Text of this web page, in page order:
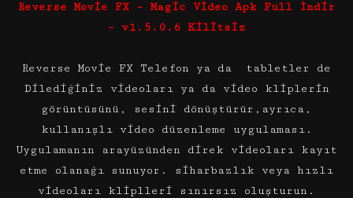
Reverse Movie FX – Magic Video Apk Full İndir
– v1.5.0.6 Kilitsiz
Reverse Movie FX Telefon ya da tabletler de
Dilediğiniz videoları ya da video kliplerin
görüntüsünü, sesini dönüştürür,ayrıca,
kullanışlı video düzenleme uygulaması.
Uygulamanın arayüzünden direk videoları kayıt
etme olanağı sunuyor. siharbazlık veya hızlı
videoları kliplleri sınırsız oluşturun.